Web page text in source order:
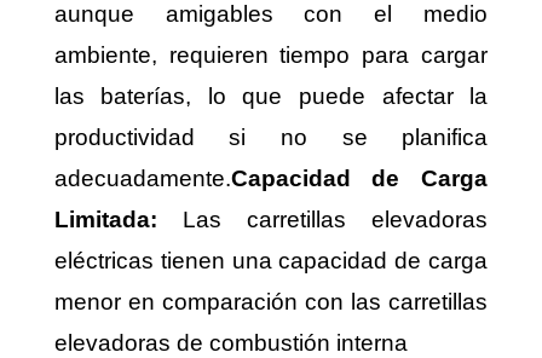
aunque amigables con el medio
ambiente, requieren tiempo para cargar
las baterías, lo que puede afectar la
productividad si no se planifica
adecuadamente.Capacidad de Carga
Limitada: Las carretillas elevadoras
eléctricas tienen una capacidad de carga
menor en comparación con las carretillas
elevadoras de combustión interna